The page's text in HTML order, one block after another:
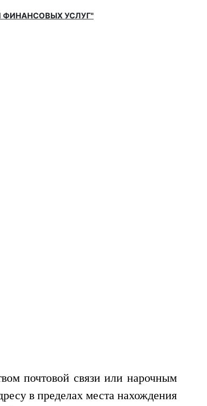
ФИНАНСОВЫХ УСЛУГ"
почтовой связи или нарочным
в пределах места нахождения